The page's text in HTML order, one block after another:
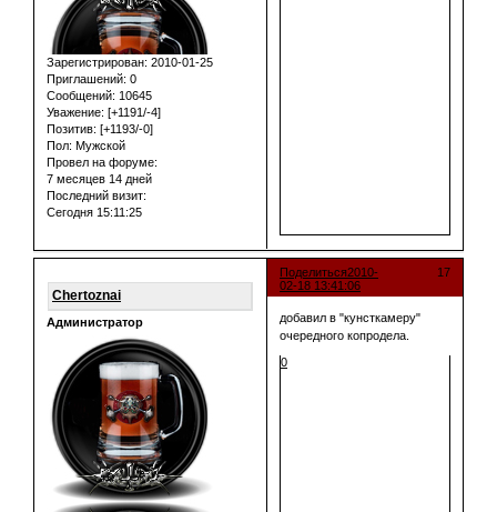
Зарегистрирован: 2010-01-25
Приглашений: 0
Сообщений: 10645
Уважение: [+1191/-4]
Позитив: [+1193/-0]
Пол: Мужской
Провел на форуме:
7 месяцев 14 дней
Последний визит:
Сегодня 15:11:25
Поделиться 17
2010-
02-18 13:41:06
Chertoznai
Администратор
добавил в "кунсткамеру"
очередного копродела.
0